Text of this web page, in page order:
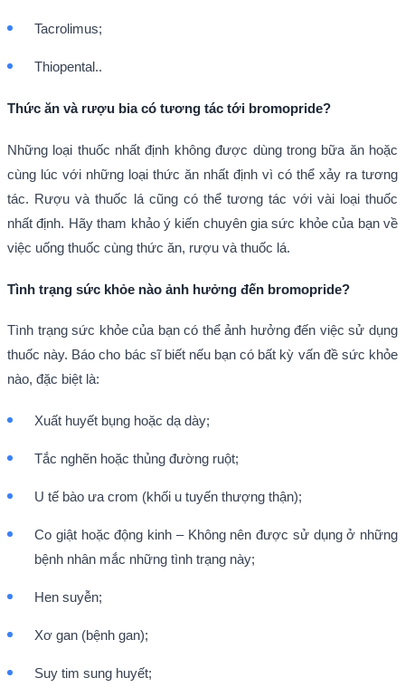
Tacrolimus;
Thiopental..
Thức ăn và rượu bia có tương tác tới bromopride?
Những loại thuốc nhất định không được dùng trong bữa ăn hoặc
cùng lúc với những loại thức ăn nhất định vì có thể xảy ra tương
tác. Rượu và thuốc lá cũng có thể tương tác với vài loại thuốc
nhất định. Hãy tham khảo ý kiến chuyên gia sức khỏe của bạn về
việc uống thuốc cùng thức ăn, rượu và thuốc lá.
Tình trạng sức khỏe nào ảnh hưởng đến bromopride?
Tình trạng sức khỏe của bạn có thể ảnh hưởng đến việc sử dụng
thuốc này. Báo cho bác sĩ biết nếu bạn có bất kỳ vấn đề sức khỏe
nào, đặc biệt là:
Xuất huyết bụng hoặc dạ dày;
Tắc nghẽn hoặc thủng đường ruột;
U tế bào ưa crom (khối u tuyến thượng thận);
Co giật hoặc động kinh – Không nên được sử dụng ở những
bệnh nhân mắc những tình trạng này;
Hen suyễn;
Xơ gan (bệnh gan);
Suy tim sung huyết;